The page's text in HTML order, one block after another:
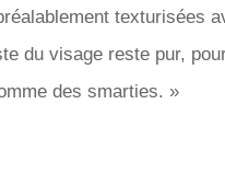
texturisées
du visage reste pur,
des smarties. »